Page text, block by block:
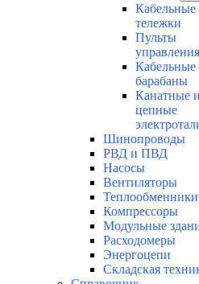
Кабельные
тележки
Пульты
управления
Кабельные
барабаны
Канатные и
цепные
Шинопроводы
РВД и ПВД
Насосы
Вентиляторы
Теплообменники
Компрессоры
Модульные
Расходомеры
Энергоцепи
Складская